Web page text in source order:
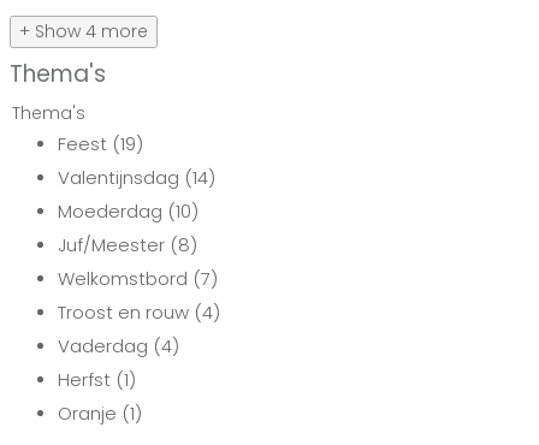
+ Show 4 more
Thema's
Thema's
Feest (19)
Valentijnsdag (14)
Moederdag (10)
Juf/Meester (8)
Welkomstbord (7)
Troost en rouw (4)
Vaderdag (4)
Herfst (1)
Oranje (1)